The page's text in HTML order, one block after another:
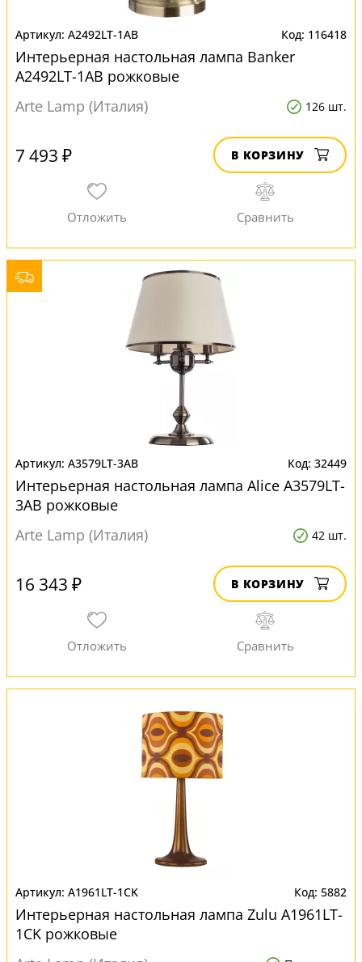
A2492LT-1AB 116418
Интерьерная настольная лампа Banker
A2492LT-1AB рожковые
Arte Lamp (Италия)
126 шт.
7 493 ₽ В КОРЗИНУ
A3579LT-3AB 32449
Интерьерная настольная лампа Alice A3579LT-
3AB рожковые
Arte Lamp (Италия)
42 шт.
16 343 ₽ В КОРЗИНУ
A1961LT-1CK 5882
Интерьерная настольная лампа Zulu A1961LT-
1CK рожковые